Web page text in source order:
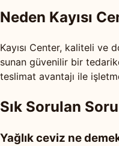
Neden Kayısı
Kayısı Center, kaliteli ve
sunan güvenilir bir
teslimat avantajı ile
Sık Sorulan
Yağlık ceviz ne